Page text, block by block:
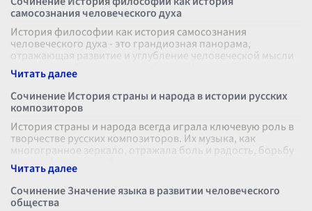
самосознания человеческого духа
История философии как история самосознания
человеческого духа - это грандиозная панорама,
отражающая развитие и углубление человеческой мысли
сквозь века. С самых ранних философски
Сочинение История страны и народа в истории русских
композиторов
История страны и народа всегда играла ключевую роль в
творчестве русских композиторов. Их музыка, как
многогранное зеркало, отражала боль и радость, борьбу
и триумфы народа. Русски
Сочинение Значение языка в развитии человеческого
общества